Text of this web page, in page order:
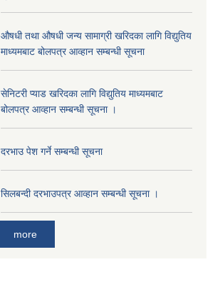
औषधी तथा औषधी जन्य सामाग्री खरिदका लागि विद्युतिय
माध्यमबाट बोलपत्र आव्हान सम्बन्धी सूचना
सेनिटरी प्याड खरिदका लागि विद्युतिय माध्यमबाट
बोलपत्र आव्हान सम्बन्धी सूचना ।
दरभाउ पेश गर्ने सम्बन्धी सूचना
सिलबन्दी दरभाउपत्र आव्हान सम्बन्धी सूचना ।
more